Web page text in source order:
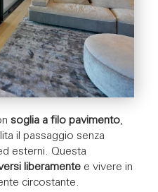
soglia a filo pavimento,
il passaggio senza
esterni. Questa
liberamentee vivere in
circostante.